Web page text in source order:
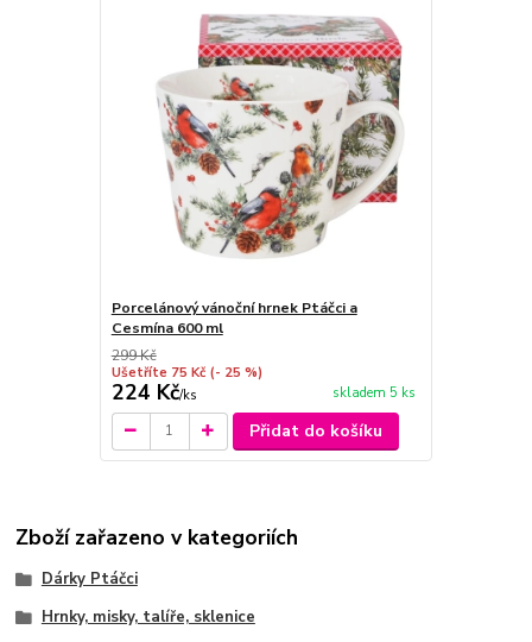
Porcelánový vánoční hrnek Ptáčci a
Cesmína 600 ml
299 Kč
Ušetříte 75 Kč (- 25 %)
224 Kč/ks skladem 5 ks
Přidat do košíku
Zboží zařazeno v kategoriích
Dárky Ptáčci
Hrnky, misky, talíře, sklenice